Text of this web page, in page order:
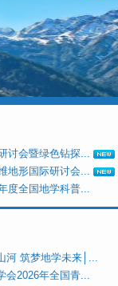
讨会暨绿色钻探...
地形国际研讨会...
度全国地学科普...
河 筑梦地学未来│...
会2026年全国青...